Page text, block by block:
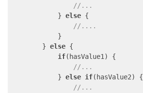
//...
            }
else {
//....
            }
        }
else {
if(hasValue1) {
//...
            }
else if(hasValue2) {
//...